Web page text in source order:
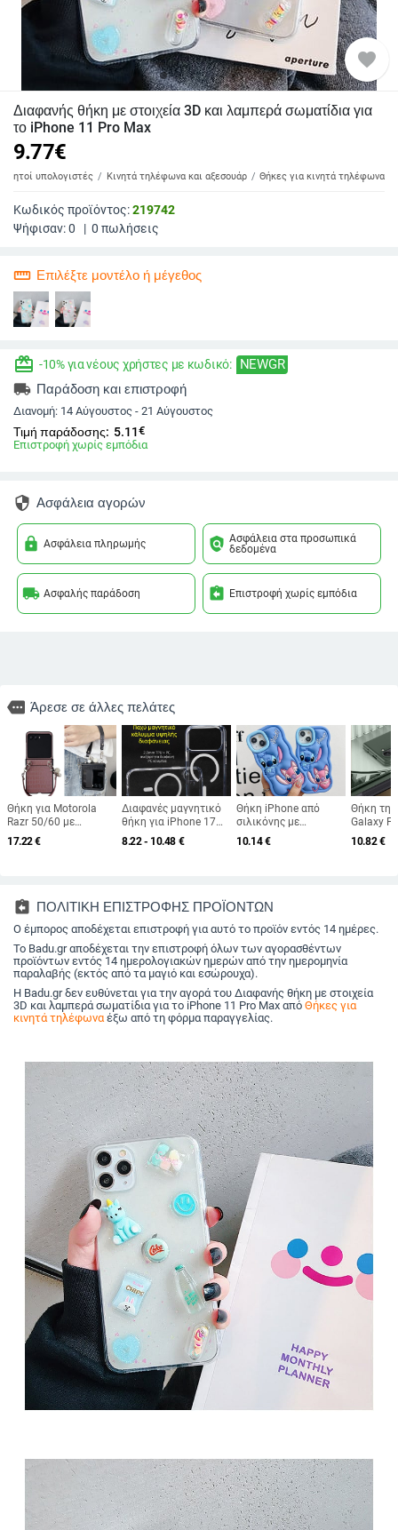
favorite
Διαφανής θήκη με στοιχεία 3D και λαμπερά σωματίδια για
το iPhone 11 Pro Max
9.77€
υπολογιστές Κινητά τηλέφωνα και αξεσουάρ Θήκες για κινητά τηλέφωνα
Κωδικός προϊόντος:219742
Ψήφισαν:0 | 0 πωλήσεις
straighten Επιλέξτε μοντέλο ή μέγεθος
redeem -10% για νέους χρήστες με κωδικό: NEWGR
local_shipping Παράδοση και επιστροφή
Διανομή: 14 Αύγουστος - 21 Αύγουστος
Τιμή παράδοσης: 5.11€
Επιστροφή χωρίς εμπόδια
security Ασφάλεια αγορών
lock Ασφάλεια πληρωμής policy Ασφάλεια στα προσωπικά
δεδομένα
local_shipping Ασφαλής παράδοση assignment_return Επιστροφή χωρίς εμπόδια
more Άρεσε σε άλλες πελάτες
Θήκη για Motorola
Razr 50/60 με
αναδιπλούμενο
βραχιόλι σε μοτίβο
17.22€
Διαφανές μαγνητικό
θήκη για iPhone 17
Pro, δύο-σε-ένα
προστατευτικό
8.22 - 10.48 €
Θήκη iPhone από
σιλικόνης με
χαρακτήρα
κινούμένων σχεδίων
iPhone 11/12/13/14
σειρά (Pro/Max)
10.14€
Θήκη
Galaxy
ματ
PC με
10.82€
assignment_return ΠΟΛΙΤΙΚΗ ΕΠΙΣΤΡΟΦΗΣ ΠΡΟΪΟΝΤΩΝ
Ο έμπορος αποδέχεται επιστροφή για αυτό το προϊόν εντός 14 ημέρες.
Το Badu.gr αποδέχεται την επιστροφή όλων των αγορασθέντων
προϊόντων εντός 14 ημερολογιακών ημερών από την ημερομηνία
παραλαβής (εκτός από τα μαγιό και εσώρουχα).
Η Badu.gr δεν ευθύνεται για την αγορά του Διαφανής θήκη με στοιχεία
3D και λαμπερά σωματίδια για το iPhone 11 Pro Max από Θήκες για
κινητά τηλέφωναέξω από τη φόρμα παραγγελίας.